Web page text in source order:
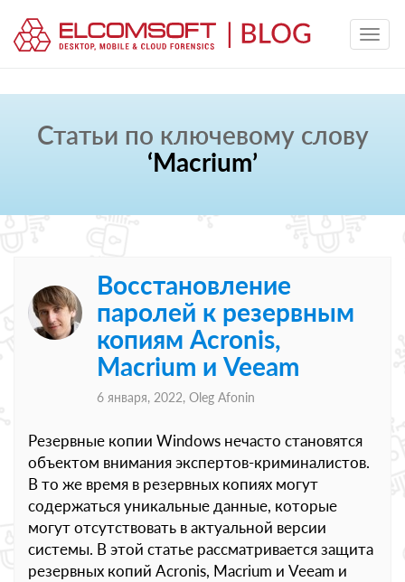
Статьи по ключевому слову
‘Macrium’
Восстановление
паролей к резервным
копиям Acronis,
Macrium и Veeam
6 января, 2022, Oleg Afonin
Резервные копии Windows нечасто становятся
объектом внимания экспертов-криминалистов.
В то же время в резервных копиях могут
содержаться уникальные данные, которые
могут отсутствовать в актуальной версии
системы. В этой статье рассматривается защита
резервных копий Acronis, Macrium и Veeam и